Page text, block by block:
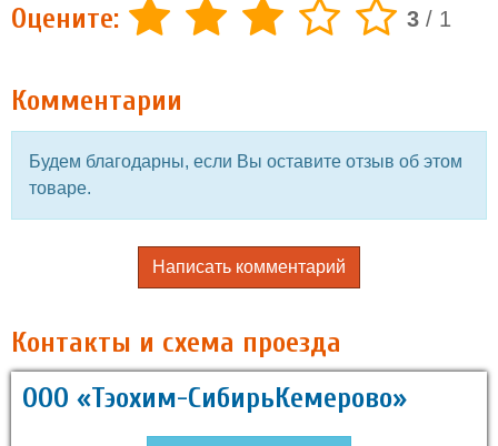
Оцените: 3 / 1
Комментарии
Будем благодарны, если Вы оставите отзыв об этом
товаре.
Написать комментарий
Контакты и схема проезда
ООО «Тэохим-СибирьКемерово»